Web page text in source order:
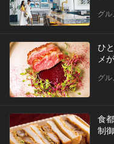
グル
ひ
メ
グル
食
制